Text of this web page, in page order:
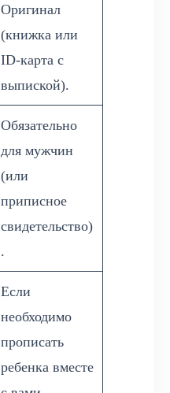
Оригинал
(книжка или
ID-карта с
выпиской).
Обязательно
для мужчин
(или
приписное
свидетельство)
.
Если
необходимо
прописать
ребенка вместе